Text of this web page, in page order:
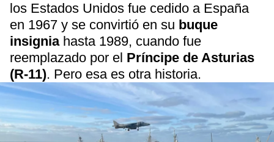
los Estados Unidos fue cedido a España
en 1967 y se convirtió en su buque
insigniahasta 1989, cuando fue
reemplazado por el Príncipe de Asturias
(R-11). Pero esa es otra historia.